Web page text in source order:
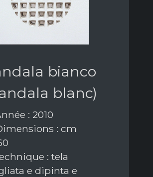
bianco
blanc)
: 2010
: cm
: tela
e dipinta e